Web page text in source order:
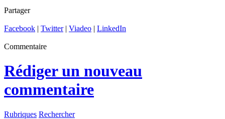
Partager
Facebook | Twitter| Viadeo | LinkedIn
Commentaire
Rédiger un nouveau
commentaire
Rubriques Rechercher